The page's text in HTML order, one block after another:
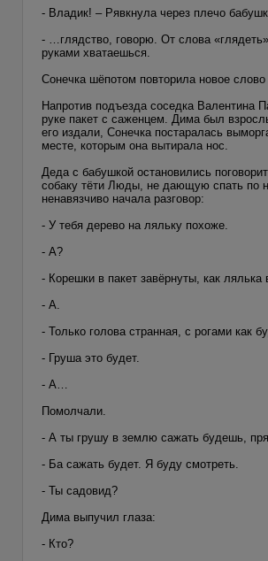
- Владик! – Рявкнула через плечо
- …глядство, говорю. От слова
руками хватаешься.
Сонечка шёпотом повторила новое
Напротив подъезда соседка Валентина
руке пакет с саженцем. Дима был
его издали, Сонечка постаралась
месте, которым она вытирала нос.
Деда с бабушкой остановились
собаку тёти Люды, не дающую спать по
ненавязчиво начала разговор:
- У тебя дерево на ляльку похоже.
- А?
- Корешки в пакет завёрнуты, как лялька
- А.
- Только голова странная, с рогами как
- Груша это будет.
- А…
Помолчали.
- А ты грушу в землю сажать будешь,
- Ба сажать будет. Я буду смотреть.
- Ты садовид?
Дима выпучил глаза:
- Кто?